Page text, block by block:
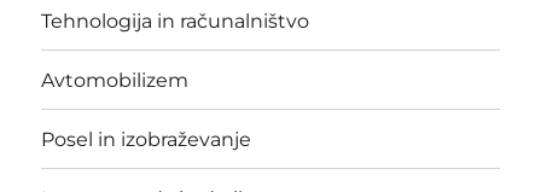
Tehnologija in računalništvo
Avtomobilizem
Posel in izobraževanje